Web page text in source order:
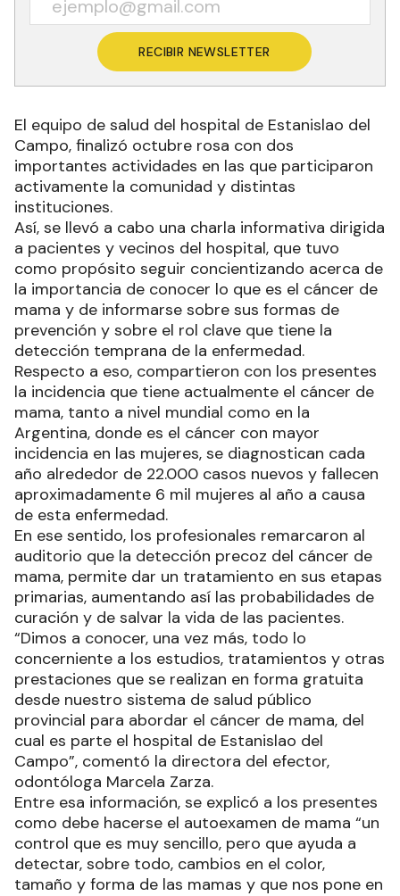
RECIBIR NEWSLETTER
El equipo de salud del hospital de Estanislao del
Campo, finalizó octubre rosa con dos
importantes actividades en las que participaron
activamente la comunidad y distintas
instituciones.
Así, se llevó a cabo una charla informativa dirigida
a pacientes y vecinos del hospital, que tuvo
como propósito seguir concientizando acerca de
la importancia de conocer lo que es el cáncer de
mama y de informarse sobre sus formas de
prevención y sobre el rol clave que tiene la
detección temprana de la enfermedad.
Respecto a eso, compartieron con los presentes
la incidencia que tiene actualmente el cáncer de
mama, tanto a nivel mundial como en la
Argentina, donde es el cáncer con mayor
incidencia en las mujeres, se diagnostican cada
año alrededor de 22.000 casos nuevos y fallecen
aproximadamente 6 mil mujeres al año a causa
de esta enfermedad.
En ese sentido, los profesionales remarcaron al
auditorio que la detección precoz del cáncer de
mama, permite dar un tratamiento en sus etapas
primarias, aumentando así las probabilidades de
curación y de salvar la vida de las pacientes.
“Dimos a conocer, una vez más, todo lo
concerniente a los estudios, tratamientos y otras
prestaciones que se realizan en forma gratuita
desde nuestro sistema de salud público
provincial para abordar el cáncer de mama, del
cual es parte el hospital de Estanislao del
Campo”, comentó la directora del efector,
odontóloga Marcela Zarza.
Entre esa información, se explicó a los presentes
como debe hacerse el autoexamen de mama “un
control que es muy sencillo, pero que ayuda a
detectar, sobre todo, cambios en el color,
tamaño y forma de las mamas y que nos pone en